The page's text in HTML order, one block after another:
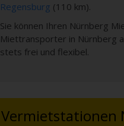
Regensburg (110 km).
Sie können Ihren Nürnberg
Miettransporter in Nürnberg
stets frei und flexibel.
Vermietstationen